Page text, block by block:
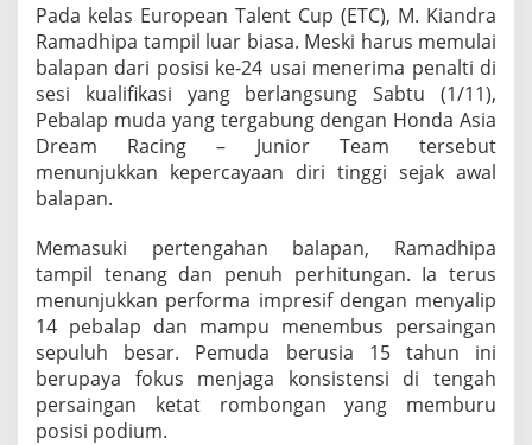
a
k
a
n
S
e
a
r
U
n
t
u
k
I
n
d
Pada kelas European Talent Cup (ETC), M. Kiandra
Ramadhipa tampil luar biasa. Meski harus memulai
balapan dari posisi ke-24 usai menerima penalti di
sesi kualifikasi yang berlangsung Sabtu (1/11),
Pebalap muda yang tergabung dengan Honda Asia
Dream Racing – Junior Team tersebut
menunjukkan kepercayaan diri tinggi sejak awal
balapan.
Memasuki pertengahan balapan, Ramadhipa
tampil tenang dan penuh perhitungan. Ia terus
menunjukkan performa impresif dengan menyalip
14 pebalap dan mampu menembus persaingan
sepuluh besar. Pemuda berusia 15 tahun ini
berupaya fokus menjaga konsistensi di tengah
persaingan ketat rombongan yang memburu
posisi podium.